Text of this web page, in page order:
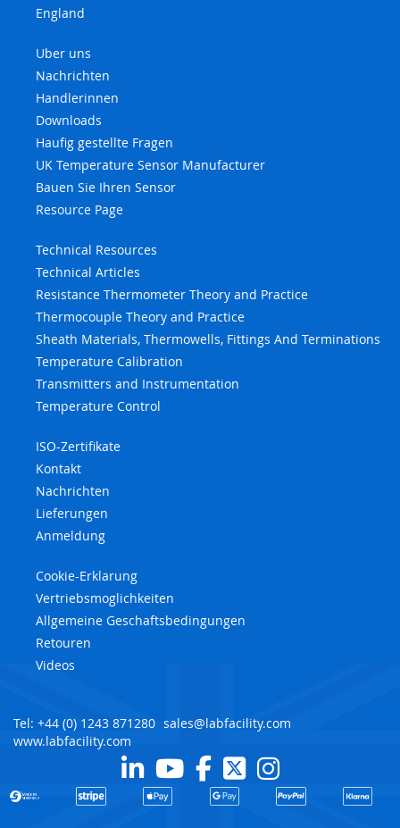
England
Uber uns
Nachrichten
Handlerinnen
Downloads
Haufig gestellte Fragen
UK Temperature Sensor Manufacturer
Bauen Sie Ihren Sensor
Resource Page
Technical Resources
Technical Articles
Resistance Thermometer Theory and Practice
Thermocouple Theory and Practice
Sheath Materials, Thermowells, Fittings And Terminations
Temperature Calibration
Transmitters and Instrumentation
Temperature Control
ISO-Zertifikate
Kontakt
Nachrichten
Lieferungen
Anmeldung
Cookie-Erklarung
Vertriebsmoglichkeiten
Allgemeine Geschaftsbedingungen
Retouren
Videos
Tel: +44 (0) 1243 871280 sales@labfacility.com
www.labfacility.com